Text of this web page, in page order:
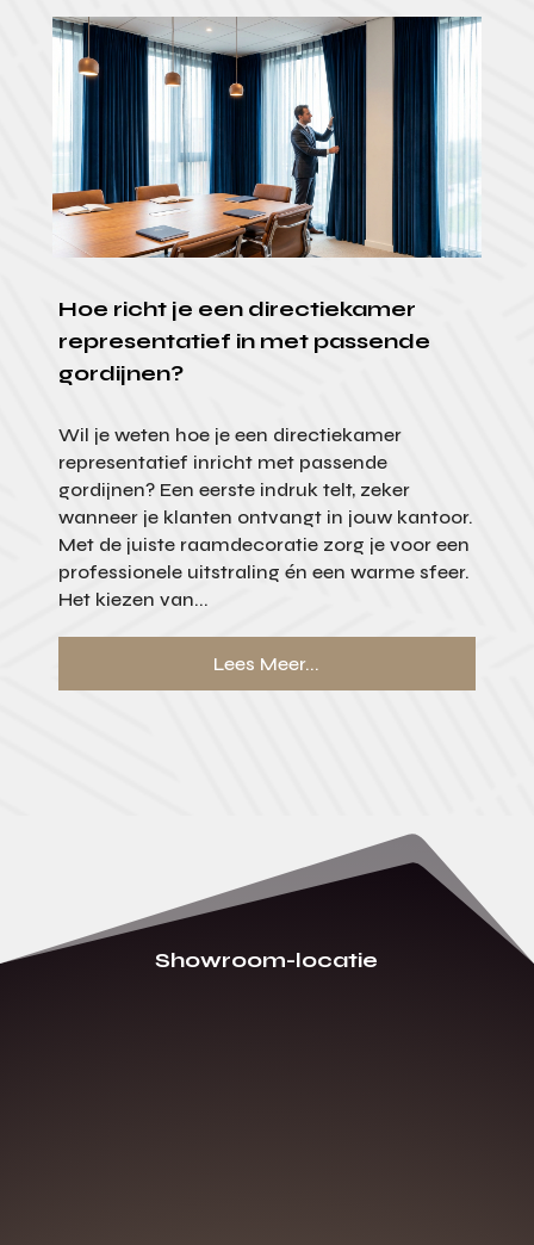
Hoe richt je een directiekamer
representatief in met passende
gordijnen?
Wil je weten hoe je een directiekamer
representatief inricht met passende
gordijnen? Een eerste indruk telt, zeker
wanneer je klanten ontvangt in jouw kantoor.
Met de juiste raamdecoratie zorg je voor een
professionele uitstraling én een warme sfeer.
Het kiezen van...
Lees Meer...
Showroom-locatie